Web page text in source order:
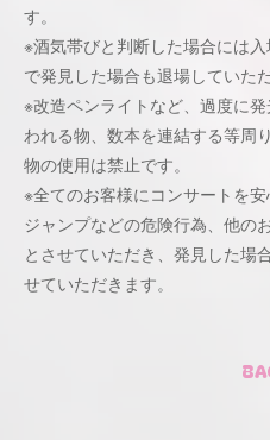
す。
※酒気帯びと判断した場合には
で発⾒した場合も退場していた
※改造ペンライトなど、過度に
われる物、数本を連結する等周
物の使⽤は禁⽌です。
※全てのお客様にコンサートを
ジャンプなどの危険⾏為、他の
とさせていただき、発⾒した場
せていただきます。